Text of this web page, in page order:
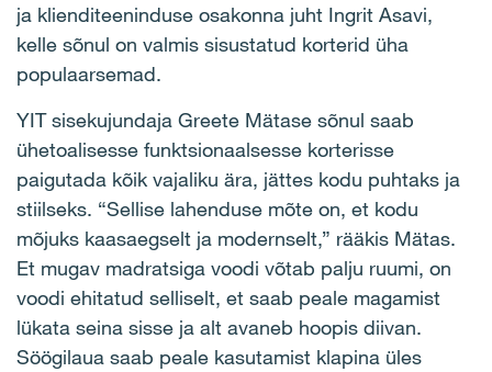
ja klienditeeninduse osakonna juht Ingrit Asavi,
kelle sõnul on valmis sisustatud korterid üha
populaarsemad.
YIT sisekujundaja Greete Mätase sõnul saab
ühetoalisesse funktsionaalsesse korterisse
paigutada kõik vajaliku ära, jättes kodu puhtaks ja
stiilseks. “Sellise lahenduse mõte on, et kodu
mõjuks kaasaegselt ja modernselt,” rääkis Mätas.
Et mugav madratsiga voodi võtab palju ruumi, on
voodi ehitatud selliselt, et saab peale magamist
lükata seina sisse ja alt avaneb hoopis diivan.
Söögilaua saab peale kasutamist klapina üles